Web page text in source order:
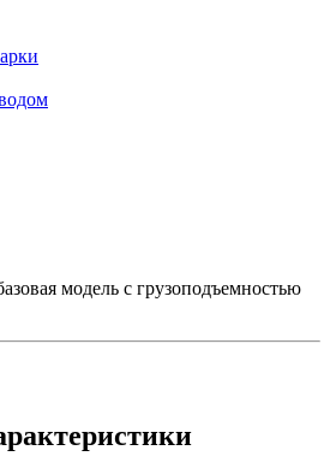
модель с грузоподъемностью